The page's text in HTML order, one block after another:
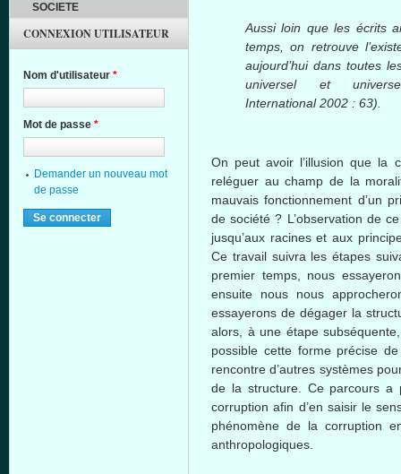
Aussiloin queles écrits
temps, on retrouve
aujourd’hui dans toutes
universelet
International 2002 : 63).
On peut avoir l’illusion que la
reléguer au champ de la
mauvais fonctionnement d’un
desociété ? L’observation dece
jusqu’aux racineset aux
Ce travail suivra lesétapes
premier temps, nous
ensuite
nous nous
essayerons dedégager la
alors
à une étape subséquente
possible cette forme précise
rencontre d’autres systèmes
de la structure. Ce parcours a
corruptionafin d’en saisirle
phénomène de la corruption
anthropologiques
SOCIETE
CONNEXION UTILISATEUR
Nom d'utilisateur *
Mot de passe *
Demander un nouveau mot
de passe